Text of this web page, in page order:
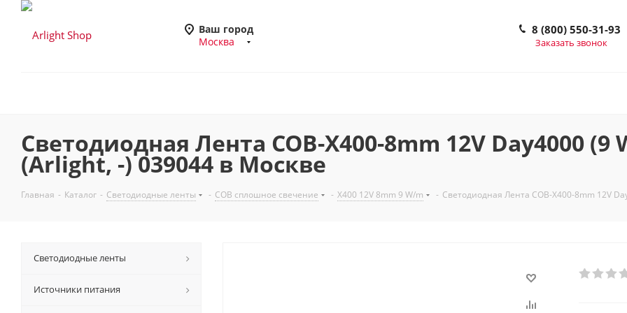
Ваш город
Москва
8 (800) 550-31-93
Заказать звонок
Светодиодная Лента COB-X400-8mm 12V Day4000 (9
(Arlight, -) 039044 в Москве
Главная - Каталог - Светодиодные ленты - COB сплошное свечение - X400 12V 8mm 9 W/m - Светодиодная Лента COB-X400-8mm 12V
Светодиодные ленты
Источники питания